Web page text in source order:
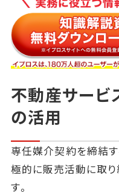
不動産サービ
の活用
専任媒介契約を締結
極的に販売活動に取り
す。